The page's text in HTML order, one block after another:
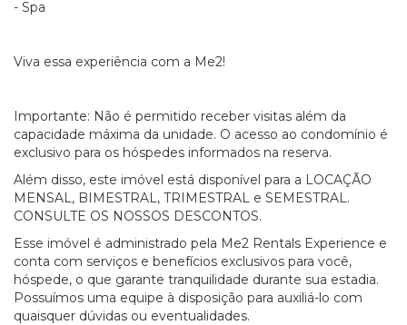
- Spa
Viva essa experiência com a Me2!
Importante: Não é permitido receber visitas além da
capacidade máxima da unidade. O acesso ao condomínio é
exclusivo para os hóspedes informados na reserva.
Além disso, este imóvel está disponível para a LOCAÇÃO
MENSAL, BIMESTRAL, TRIMESTRAL e SEMESTRAL.
CONSULTE OS NOSSOS DESCONTOS.
Esse imóvel é administrado pela Me2 Rentals Experience e
conta com serviços e benefícios exclusivos para você,
hóspede, o que garante tranquilidade durante sua estadia.
Possuímos uma equipe à disposição para auxiliá-lo com
quaisquer dúvidas ou eventualidades.